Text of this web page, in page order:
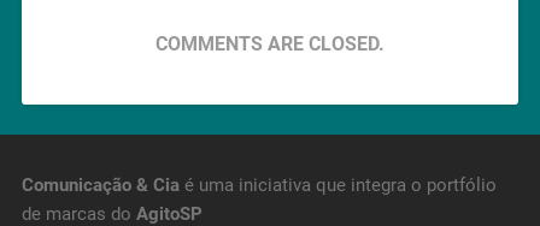
COMMENTS ARE CLOSED.
Comunicação & Cia é uma iniciativa que integra o portfólio
de marcas do AgitoSP